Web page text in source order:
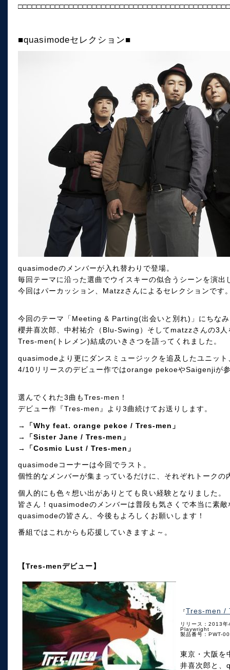
■quasimodeセレクション■
quasimodeのメンバーが入れ替わりで登場。
毎回テーマに沿った選曲でウイスキーの似合うシーンを演出
今回はパーカッション、Matzzさんによるセレクションです
今回のテーマ「Meeting & Parting(出会いと別れ)」にちな
櫻井喜次郎、中村祐介（Blu-Swing）そしてmatzzさんの3
Tres-men(トレメン)結成のいきさつを語ってくれました。
quasimodeより更にダンスミュージックを追及したユニッ
4/10リリースのデビュー作ではorange pekoeやSaigenjiが
選んでくれた3曲もTres-men！
デビュー作『Tres-men』より3曲続けてお送りします。
→「Why feat. orange pekoe / Tres-men」
→「Sister Jane / Tres-men」
→「Cosmic Lust / Tres-men」
quasimodeコーナーは今回でラスト。
個性的なメンバーが集まっているだけに、それぞれトーク
個人的にも色々想い出がありとても良い経験となりました。
皆さん！quasimodeのメンバーは普段も気さくで本当に素
quasimodeの皆さん、今後もよろしくお願いします！
番組ではこれからも応援していきますよ～。
【Tres-menデビュー】
『Tres-men /
リリース：2013
Playwright
製品番号：PWT-
東京・大阪を
井喜次郎と、